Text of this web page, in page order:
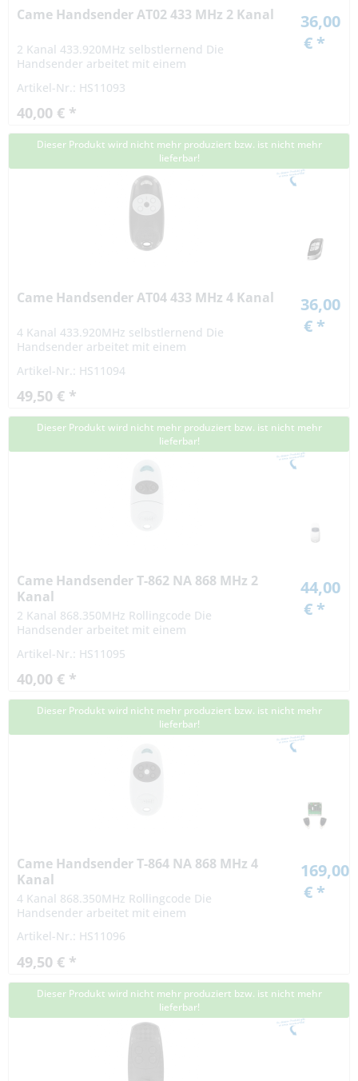
Came Handsender AT02 433 MHz 2 Kanal
2 Kanal 433.920MHz selbstlernend Die
Handsender arbeitet mit einem
Rollingcodeverfahren ist hochsicher. Das Signal
variiert nach...
Artikel-Nr.: HS11093
40,00 € *
36,00
€ *
Dieser Produkt wird nicht mehr produziert bzw. ist nicht mehr
lieferbar!
Came Handsender AT04 433 MHz 4 Kanal
4 Kanal 433.920MHz selbstlernend Die
Handsender arbeitet mit einem
Rollingcodeverfahren ist hochsicher. Das Signal
variiert nach...
Artikel-Nr.: HS11094
49,50 € *
36,00
€ *
Dieser Produkt wird nicht mehr produziert bzw. ist nicht mehr
lieferbar!
Came Handsender T-862 NA 868 MHz 2
Kanal
2 Kanal 868.350MHz Rollingcode Die
Handsender arbeitet mit einem
Rollingcodeverfahren ist hochsicher. Das Signal
variiert nach...
Artikel-Nr.: HS11095
40,00 € *
44,00
€ *
Dieser Produkt wird nicht mehr produziert bzw. ist nicht mehr
lieferbar!
Came Handsender T-864 NA 868 MHz 4
Kanal
4 Kanal 868.350MHz Rollingcode Die
Handsender arbeitet mit einem
Rollingcodeverfahren ist hochsicher. Das Signal
variiert nach...
Artikel-Nr.: HS11096
49,50 € *
169,00
€ *
Dieser Produkt wird nicht mehr produziert bzw. ist nicht mehr
lieferbar!